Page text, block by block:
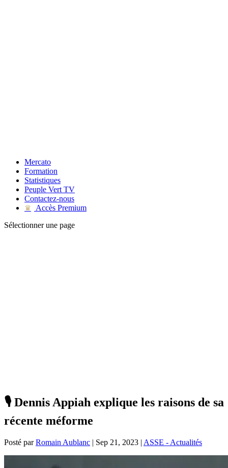
Mercato
Formation
Statistiques
Peuple Vert TV
Contactez-nous
♛
Accès Premium
Sélectionner une page
🎙 Dennis Appiah explique les raisons de sa
récente méforme
Posté parRomain Aublanc | Sep 21, 2023 | ASSE - Actualités